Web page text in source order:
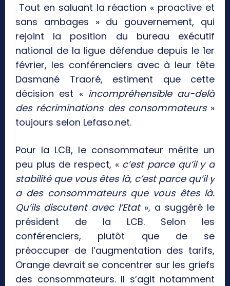
Tout en saluant la réaction « proactive et
sans ambages » du gouvernement, qui
rejoint la position du bureau exécutif
national de la ligue défendue depuis le 1er
février, les conférenciers avec à leur tête
Dasmané Traoré, estiment que cette
décision est « incompréhensible au-delà
des récriminations des consommateurs»
toujours selon Lefaso.net.
Pour la LCB, le consommateur mérite un
peu plus de respect, « c’est parce qu’il y a
stabilité que vous êtes là, c’est parce qu’il y
a des consommateurs que vous êtes là.
Qu’ils discutent avec l’Etat», a suggéré le
président de la LCB. Selon les
conférenciers, plutôt que de se
préoccuper de l’augmentation des tarifs,
Orange devrait se concentrer sur les griefs
des consommateurs. Il s’agit notamment